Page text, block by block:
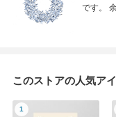
です。
このストアの人気ア